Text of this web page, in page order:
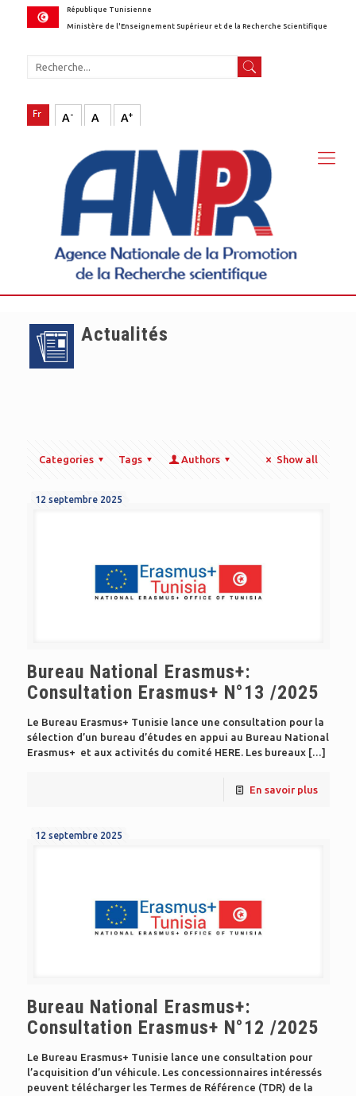
République Tunisienne
Ministère de l'Enseignement Supérieur et de la Recherche Scientifique
A- A A+
Actualités
Categories Tags Authors Show all
12 septembre 2025
Bureau National Erasmus+:
Consultation Erasmus+ N°13 /2025
Le Bureau Erasmus+ Tunisie lance une consultation pour la
sélection d’un bureau d’études en appui au Bureau National
Erasmus+ et aux activités du comité HERE. Les bureaux[…]
En savoir plus
12 septembre 2025
Bureau National Erasmus+:
Consultation Erasmus+ N°12 /2025
Le Bureau Erasmus+ Tunisie lance une consultation pour
l’acquisition d’un véhicule. Les concessionnaires intéressés
peuvent télécharger les Termes de Référence (TDR) de la